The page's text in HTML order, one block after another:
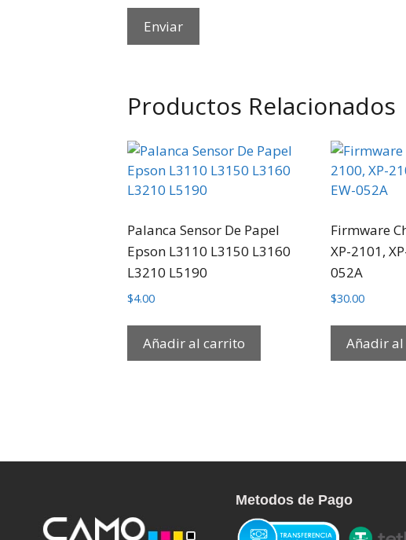
Productos Relacionados
Palanca Sensor De Papel
Epson L3110 L3150 L3160
L3210 L5190
$4.00
Añadir al carrito
Firmware
XP-2101,
052A
$30.00
Añadir
Metodos de Pago